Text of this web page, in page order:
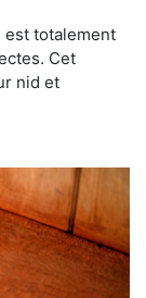
est totalement
Cet
nid et